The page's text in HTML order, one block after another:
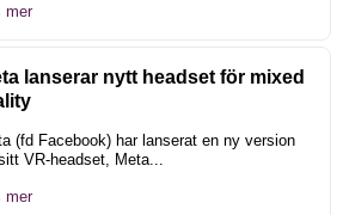
mer
lanserar nytt headset för mixed
(fd Facebook) har lanserat en ny version
VR-headset, Meta...
mer